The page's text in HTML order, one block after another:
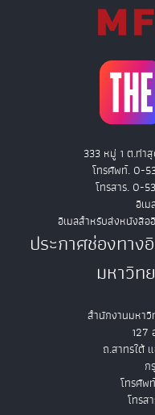
333 หมู่ 1 ต.ท่า
โทรศัพท์. 0-
โทรสาร. 0-
อีเ
อีเมลสำหรับส่งหนังสือ
ประกาศช่องทาง
มหาวิท
สำนักงานมหา
127
ถ.สาทรใต้
ก
โทรศั
โทรส